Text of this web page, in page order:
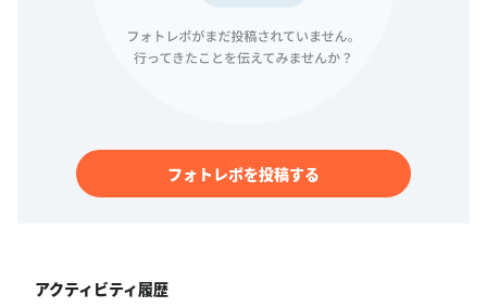
フォトレポを投稿する
アクティビティ履歴